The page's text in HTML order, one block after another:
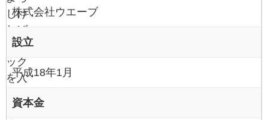
しけ
れば
チェ
ック
を入
くだ
株式会社ウエーブ
設立
平成18年1月
資本金